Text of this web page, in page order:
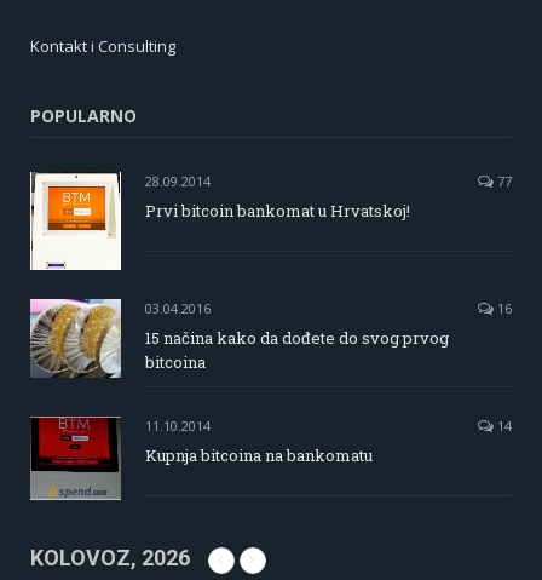
Kontakt i Consulting
POPULARNO
28.09.2014 77
Prvi bitcoin bankomat u Hrvatskoj!
03.04.2016 16
15 načina kako da dođete do svog prvog
bitcoina
11.10.2014 14
Kupnja bitcoina na bankomatu
KOLOVOZ, 2026